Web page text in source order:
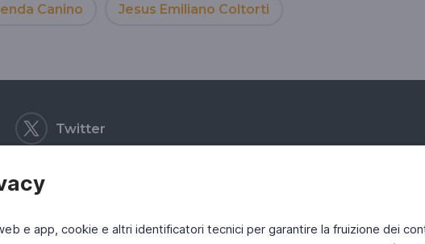
e app, cookie e altri identificatori tecnici per garantire la fruizione dei
Canino Jesus Emiliano Coltorti
Twitter